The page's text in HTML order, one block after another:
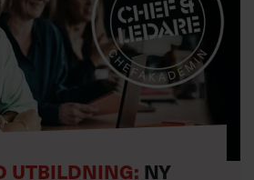
UTBILDNING: NY